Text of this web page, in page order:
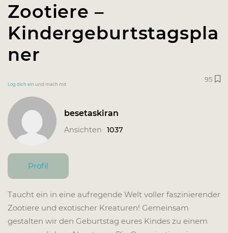
Zootiere –
Kindergeburtstagspla
ner
Log dich ein und mach mit
95
besetaskiran
Ansichten 1037
Profil
Taucht ein in eine aufregende Welt voller faszinierender
Zootiere und exotischer Kreaturen! Gemeinsam
gestalten wir den Geburtstag eures Kindes zu einem